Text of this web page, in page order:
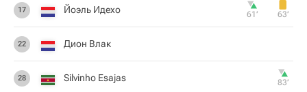
17 Йоэль Идехо 61‎’‎ 63‎’‎
22 Дион Влак
28 Silvinho Esajas 83‎’‎